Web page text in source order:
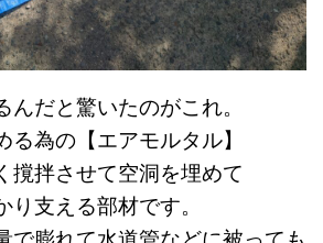
んだと驚いたのがこれ。
る為の【エアモルタル】
撹拌させて空洞を埋めて
り支える部材です。